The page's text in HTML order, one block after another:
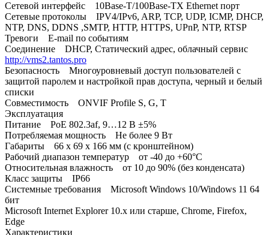
Сетевой интерфейс 10Base-T/100Base-TX Ethernet порт
Сетевые протоколы IPV4/IPv6, ARP, TCP, UDP, ICMP, DHCP,
NTP, DNS, DDNS ,SMTP, HTTP, HTTPS, UPnP, NTP, RTSP
Тревоги E-mail по событиям
Соединение DHCP, Статический адрес, облачный сервис
http://vms2.tantos.pro
Безопасность Многоуровневый доступ пользователей с
защитой паролем и настройкой прав доступа, черный и белый
списки
Совместимость ONVIF Profile S, G, T
Эксплуатация
Питание PoE 802.3af, 9…12 В ±5%
Потребляемая мощность Не более 9 Вт
Габариты 66 x 69 x 166 мм (с кронштейном)
Рабочий диапазон температур от -40 до +60°С
Относительная влажность от 10 до 90% (без конденсата)
Класс защиты IP66
Системные требования Microsoft Windows 10/Windows 11 64
бит
Microsoft Internet Explorer 10.x или старше, Chrome, Firefox,
Edge
Характеристики